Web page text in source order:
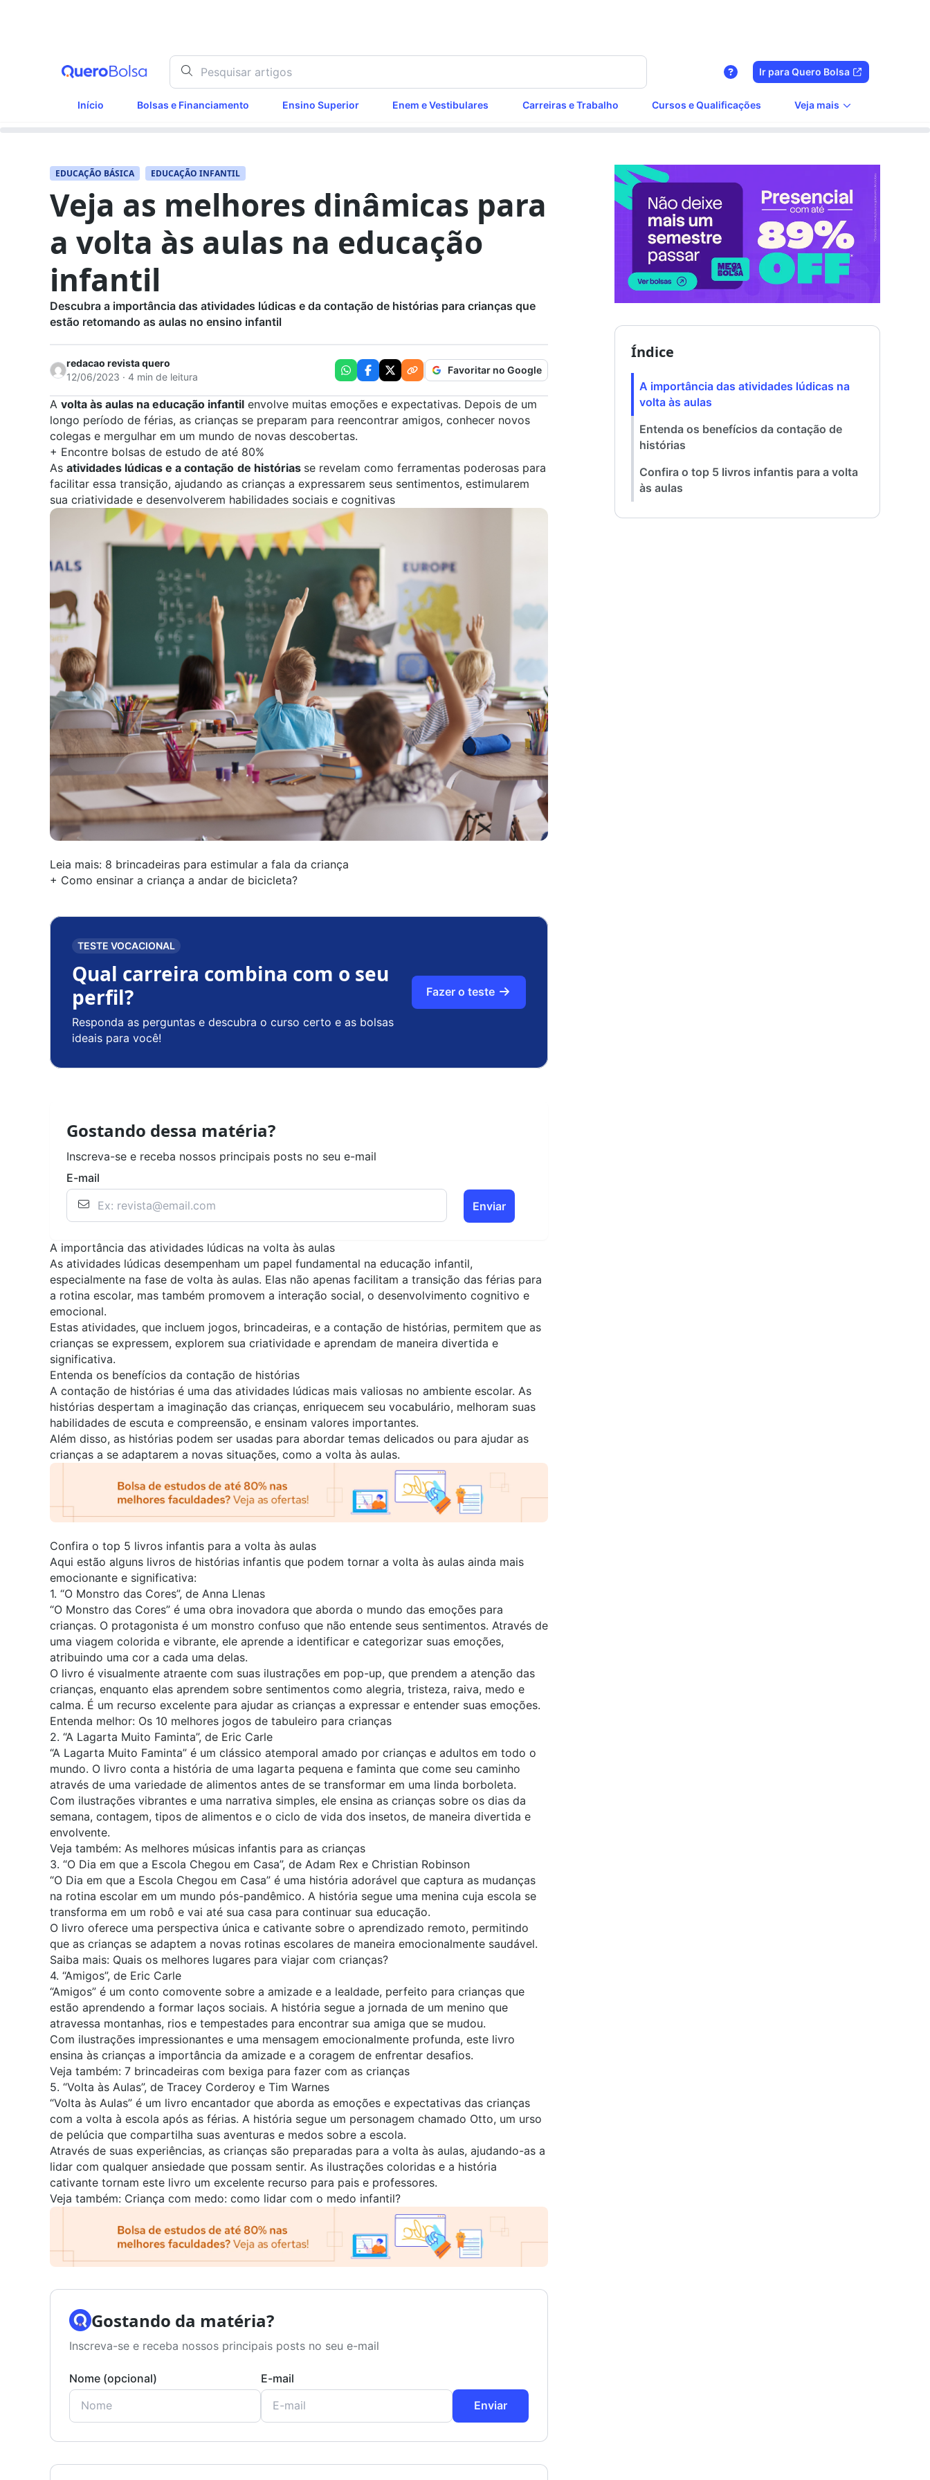
Ir para Quero Bolsa
Início Bolsas e Financiamento Ensino Superior Enem e Vestibulares Carreiras e Trabalho Cursos e Qualificações Veja mais
EDUCAÇÃO BÁSICA EDUCAÇÃO INFANTIL
Veja as melhores dinâmicas para
a volta às aulas na educação
infantil
Descubra a importância das atividades lúdicas e da contação de histórias para crianças que
estão retomando as aulas no ensino infantil
redacao revista quero
12/06/2023 · 4 min de leitura
Favoritar no Google
A volta às aulas na educação infantil envolve muitas emoções e expectativas. Depois de um
longo período de férias, as crianças se preparam para reencontrar amigos, conhecer novos
colegas e mergulhar em um mundo de novas descobertas.
+ Encontre bolsas de estudo de até 80%
As atividades lúdicas e a contação de histórias se revelam como ferramentas poderosas para
facilitar essa transição, ajudando as crianças a expressarem seus sentimentos, estimularem
sua criatividade e desenvolverem habilidades sociais e cognitivas
Leia mais: 8 brincadeiras para estimular a fala da criança
+ Como ensinar a criança a andar de bicicleta?
TESTE VOCACIONAL
Qual carreira combina com o seu
perfil?
Responda as perguntas e descubra o curso certo e as bolsas
ideais para você!
Fazer o teste
Gostando dessa matéria?
Inscreva-se e receba nossos principais posts no seu e-mail
E-mail
Enviar
A importância das atividades lúdicas na volta às aulas
As atividades lúdicas desempenham um papel fundamental na educação infantil,
especialmente na fase de volta às aulas. Elas não apenas facilitam a transição das férias para
a rotina escolar, mas também promovem a interação social, o desenvolvimento cognitivo e
emocional.
Estas atividades, que incluem jogos, brincadeiras, e a contação de histórias, permitem que as
crianças se expressem, explorem sua criatividade e aprendam de maneira divertida e
significativa.
Entenda os benefícios da contação de histórias
A contação de histórias é uma das atividades lúdicas mais valiosas no ambiente escolar. As
histórias despertam a imaginação das crianças, enriquecem seu vocabulário, melhoram suas
habilidades de escuta e compreensão, e ensinam valores importantes.
Além disso, as histórias podem ser usadas para abordar temas delicados ou para ajudar as
crianças a se adaptarem a novas situações, como a volta às aulas.
Confira o top 5 livros infantis para a volta às aulas
Aqui estão alguns livros de histórias infantis que podem tornar a volta às aulas ainda mais
emocionante e significativa:
1. “O Monstro das Cores”, de Anna Llenas
“O Monstro das Cores” é uma obra inovadora que aborda o mundo das emoções para
crianças. O protagonista é um monstro confuso que não entende seus sentimentos. Através de
uma viagem colorida e vibrante, ele aprende a identificar e categorizar suas emoções,
atribuindo uma cor a cada uma delas.
O livro é visualmente atraente com suas ilustrações em pop-up, que prendem a atenção das
crianças, enquanto elas aprendem sobre sentimentos como alegria, tristeza, raiva, medo e
calma. É um recurso excelente para ajudar as crianças a expressar e entender suas emoções.
Entenda melhor: Os 10 melhores jogos de tabuleiro para crianças
2. “A Lagarta Muito Faminta”, de Eric Carle
“A Lagarta Muito Faminta” é um clássico atemporal amado por crianças e adultos em todo o
mundo. O livro conta a história de uma lagarta pequena e faminta que come seu caminho
através de uma variedade de alimentos antes de se transformar em uma linda borboleta.
Com ilustrações vibrantes e uma narrativa simples, ele ensina as crianças sobre os dias da
semana, contagem, tipos de alimentos e o ciclo de vida dos insetos, de maneira divertida e
envolvente.
Veja também: As melhores músicas infantis para as crianças
3. “O Dia em que a Escola Chegou em Casa”, de Adam Rex e Christian Robinson
“O Dia em que a Escola Chegou em Casa” é uma história adorável que captura as mudanças
na rotina escolar em um mundo pós-pandêmico. A história segue uma menina cuja escola se
transforma em um robô e vai até sua casa para continuar sua educação.
O livro oferece uma perspectiva única e cativante sobre o aprendizado remoto, permitindo
que as crianças se adaptem a novas rotinas escolares de maneira emocionalmente saudável.
Saiba mais: Quais os melhores lugares para viajar com crianças?
4. “Amigos”, de Eric Carle
“Amigos” é um conto comovente sobre a amizade e a lealdade, perfeito para crianças que
estão aprendendo a formar laços sociais. A história segue a jornada de um menino que
atravessa montanhas, rios e tempestades para encontrar sua amiga que se mudou.
Com ilustrações impressionantes e uma mensagem emocionalmente profunda, este livro
ensina às crianças a importância da amizade e a coragem de enfrentar desafios.
Veja também: 7 brincadeiras com bexiga para fazer com as crianças
5. “Volta às Aulas”, de Tracey Corderoy e Tim Warnes
“Volta às Aulas” é um livro encantador que aborda as emoções e expectativas das crianças
com a volta à escola após as férias. A história segue um personagem chamado Otto, um urso
de pelúcia que compartilha suas aventuras e medos sobre a escola.
Através de suas experiências, as crianças são preparadas para a volta às aulas, ajudando-as a
lidar com qualquer ansiedade que possam sentir. As ilustrações coloridas e a história
cativante tornam este livro um excelente recurso para pais e professores.
Veja também: Criança com medo: como lidar com o medo infantil?
Gostando da matéria?
Inscreva-se e receba nossos principais posts no seu e-mail
Nome (opcional)
E-mail
Enviar
Índice
A importância das atividades lúdicas na
volta às aulas
Entenda os benefícios da contação de
histórias
Confira o top 5 livros infantis para a volta
às aulas